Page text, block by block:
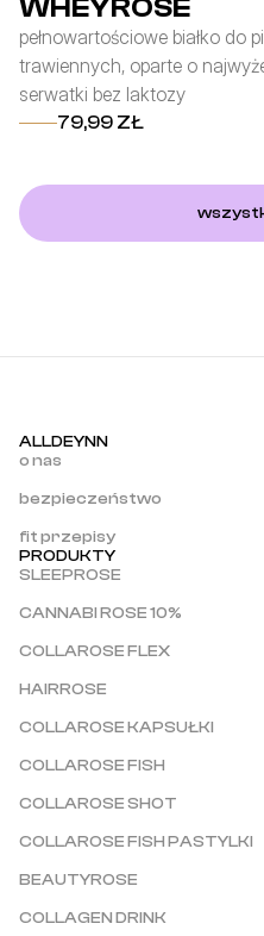
WHEYROSE
pełnowartościowe białko do
trawiennych, oparte o
serwatki bez laktozy
79,99 ZŁ
ALLDEYNN
o nas
bezpieczeństwo
fit przepisy
PRODUKTY
SLEEPROSE
CANNABI ROSE 10%
COLLAROSE FLEX
HAIRROSE
COLLAROSE KAPSUŁKI
COLLAROSE FISH
COLLAROSE SHOT
COLLAROSE FISH PASTYLKI
BEAUTYROSE
COLLAGEN DRINK